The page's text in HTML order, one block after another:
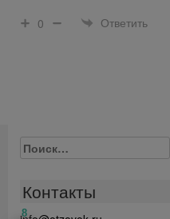
0
Ответить
Найти:
Контакты
8